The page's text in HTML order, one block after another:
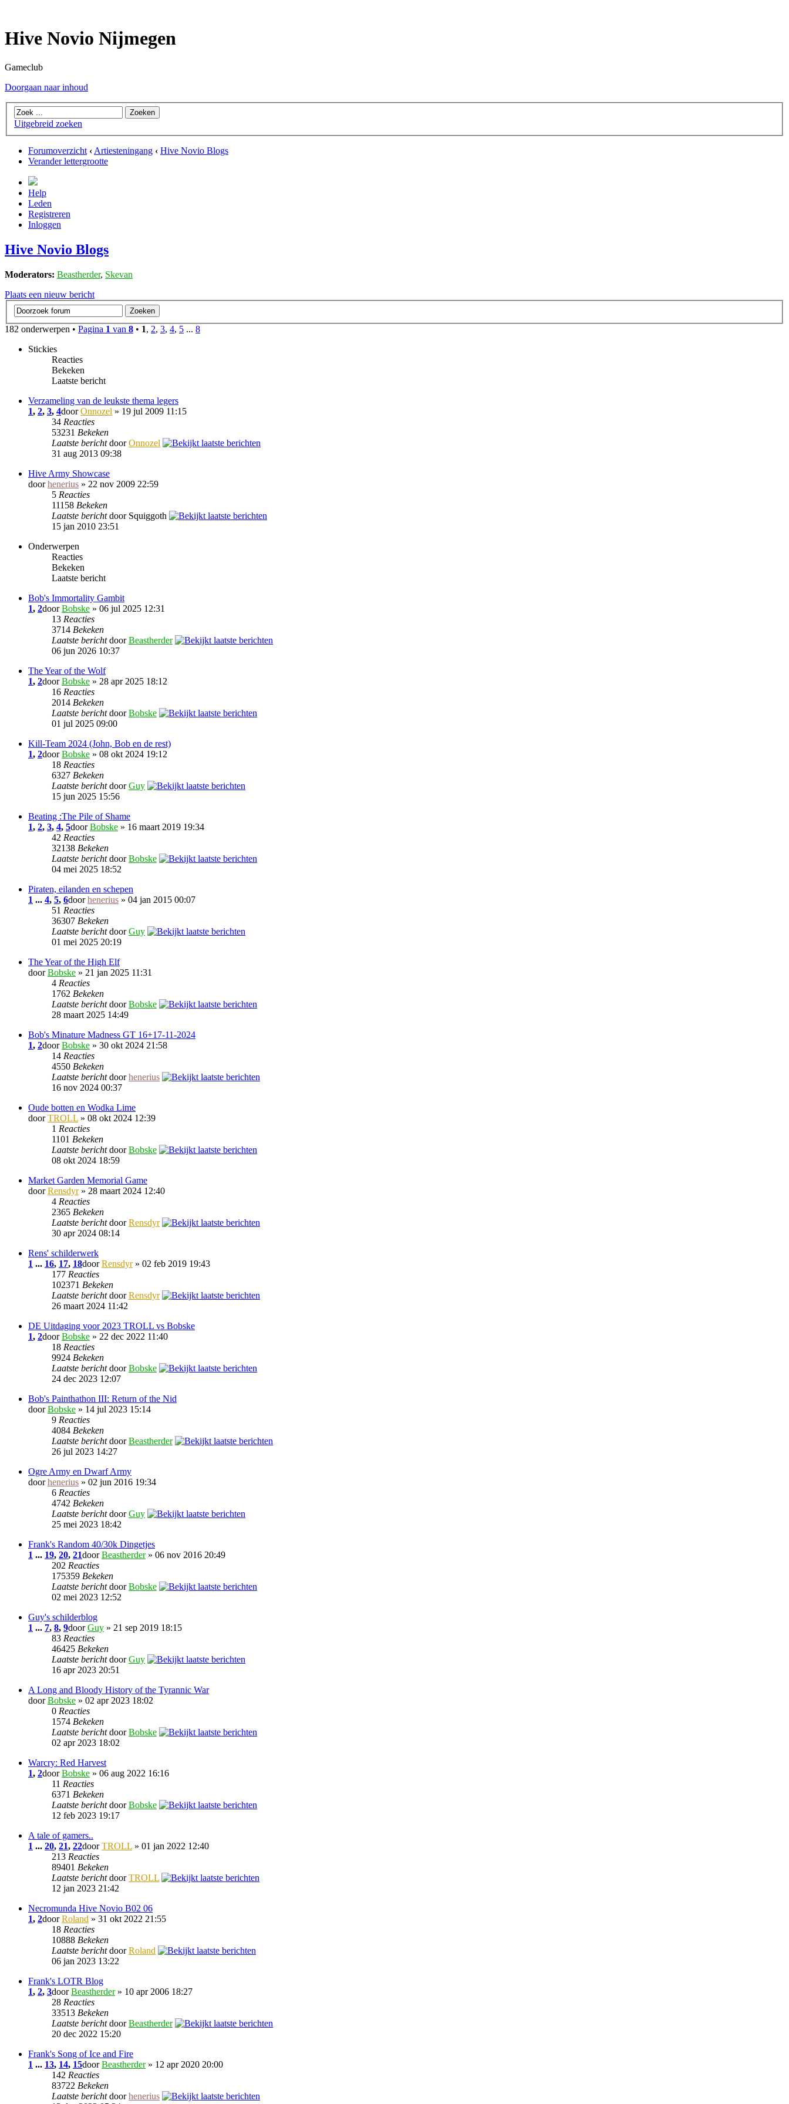
Hive Novio Nijmegen
Gameclub
Doorgaan naar inhoud
Uitgebreid zoeken
Forumoverzicht ‹Artiesteningang ‹ Hive Novio Blogs
Verander lettergrootte
Help
Leden
Registreren
Inloggen
Hive Novio Blogs
Moderators: Beastherder, Skevan
Plaats een nieuw bericht
182 onderwerpen • Pagina 1 van 8 • 1, 2, 3, 4, 5 ... 8
Stickies
Reacties
Bekeken
Laatste bericht
Verzameling van de leukste thema legers
1, 2, 3, 4doorOnnozel » 19 jul 2009 11:15
34 Reacties
53231 Bekeken
Laatste berichtdoorOnnozel
31 aug 2013 09:38
Hive Army Showcase
doorhenerius » 22 nov 2009 22:59
5 Reacties
11158 Bekeken
Laatste berichtdoor Squiggoth
15 jan 2010 23:51
Onderwerpen
Reacties
Bekeken
Laatste bericht
Bob's Immortality Gambit
1, 2doorBobske » 06 jul 2025 12:31
13 Reacties
3714 Bekeken
Laatste berichtdoorBeastherder
06 jun 2026 10:37
The Year of the Wolf
1, 2doorBobske » 28 apr 2025 18:12
16 Reacties
2014 Bekeken
Laatste berichtdoorBobske
01 jul 2025 09:00
Kill-Team 2024 (John, Bob en de rest)
1, 2doorBobske » 08 okt 2024 19:12
18 Reacties
6327 Bekeken
Laatste berichtdoorGuy
15 jun 2025 15:56
Beating :The Pile of Shame
1, 2, 3, 4, 5doorBobske » 16 maart 2019 19:34
42 Reacties
32138 Bekeken
Laatste berichtdoorBobske
04 mei 2025 18:52
Piraten, eilanden en schepen
1 ... 4, 5, 6doorhenerius » 04 jan 2015 00:07
51 Reacties
36307 Bekeken
Laatste berichtdoorGuy
01 mei 2025 20:19
The Year of the High Elf
doorBobske » 21 jan 2025 11:31
4 Reacties
1762 Bekeken
Laatste berichtdoorBobske
28 maart 2025 14:49
Bob's Minature Madness GT 16+17-11-2024
1, 2doorBobske » 30 okt 2024 21:58
14 Reacties
4550 Bekeken
Laatste berichtdoorhenerius
16 nov 2024 00:37
Oude botten en Wodka Lime
doorTROLL » 08 okt 2024 12:39
1 Reacties
1101 Bekeken
Laatste berichtdoorBobske
08 okt 2024 18:59
Market Garden Memorial Game
doorRensdyr» 28 maart 2024 12:40
4 Reacties
2365 Bekeken
Laatste berichtdoorRensdyr
30 apr 2024 08:14
Rens' schilderwerk
1 ... 16, 17, 18doorRensdyr» 02 feb 2019 19:43
177 Reacties
102371 Bekeken
Laatste berichtdoorRensdyr
26 maart 2024 11:42
DE Uitdaging voor 2023 TROLL vs Bobske
1, 2doorBobske » 22 dec 2022 11:40
18 Reacties
9924 Bekeken
Laatste berichtdoorBobske
24 dec 2023 12:07
Bob's Painthathon III: Return of the Nid
doorBobske » 14 jul 2023 15:14
9 Reacties
4084 Bekeken
Laatste berichtdoorBeastherder
26 jul 2023 14:27
Ogre Army en Dwarf Army
doorhenerius » 02 jun 2016 19:34
6 Reacties
4742 Bekeken
Laatste berichtdoorGuy
25 mei 2023 18:42
Frank's Random 40/30k Dingetjes
1 ... 19, 20, 21doorBeastherder» 06 nov 2016 20:49
202 Reacties
175359 Bekeken
Laatste berichtdoorBobske
02 mei 2023 12:52
Guy's schilderblog
1 ... 7, 8, 9doorGuy » 21 sep 2019 18:15
83 Reacties
46425 Bekeken
Laatste berichtdoorGuy
16 apr 2023 20:51
A Long and Bloody History of the Tyrannic War
doorBobske » 02 apr 2023 18:02
0 Reacties
1574 Bekeken
Laatste berichtdoorBobske
02 apr 2023 18:02
Warcry: Red Harvest
1, 2doorBobske » 06 aug 2022 16:16
11 Reacties
6371 Bekeken
Laatste berichtdoorBobske
12 feb 2023 19:17
A tale of gamers..
1 ... 20, 21, 22doorTROLL » 01 jan 2022 12:40
213 Reacties
89401 Bekeken
Laatste berichtdoorTROLL
12 jan 2023 21:42
Necromunda Hive Novio B02 06
1, 2doorRoland » 31 okt 2022 21:55
18 Reacties
10888 Bekeken
Laatste berichtdoorRoland
06 jan 2023 13:22
Frank's LOTR Blog
1, 2, 3doorBeastherder» 10 apr 2006 18:27
28 Reacties
33513 Bekeken
Laatste berichtdoorBeastherder
20 dec 2022 15:20
Frank's Song of Ice and Fire
1 ... 13, 14, 15doorBeastherder» 12 apr 2020 20:00
142 Reacties
83722 Bekeken
Laatste berichtdoorhenerius